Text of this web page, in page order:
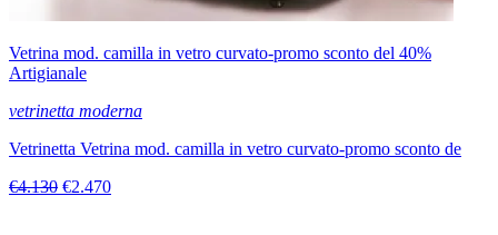
Vetrina mod. camilla in vetro curvato-promo sconto del 40%
Artigianale
vetrinetta moderna
Vetrinetta Vetrina mod. camilla in vetro curvato-promo sconto de
€4.130 €2.470